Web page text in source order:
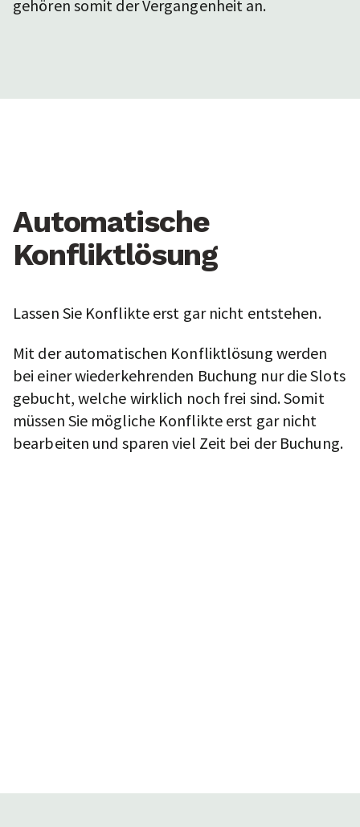
gehören somit der Vergangenheit an.
Automatische
Konfliktlösung
Lassen Sie Konflikte erst gar nicht entstehen.
Mit der automatischen Konfliktlösung werden
bei einer wiederkehrenden Buchung nur die Slots
gebucht, welche wirklich noch frei sind. Somit
müssen Sie mögliche Konflikte erst gar nicht
bearbeiten und sparen viel Zeit bei der Buchung.